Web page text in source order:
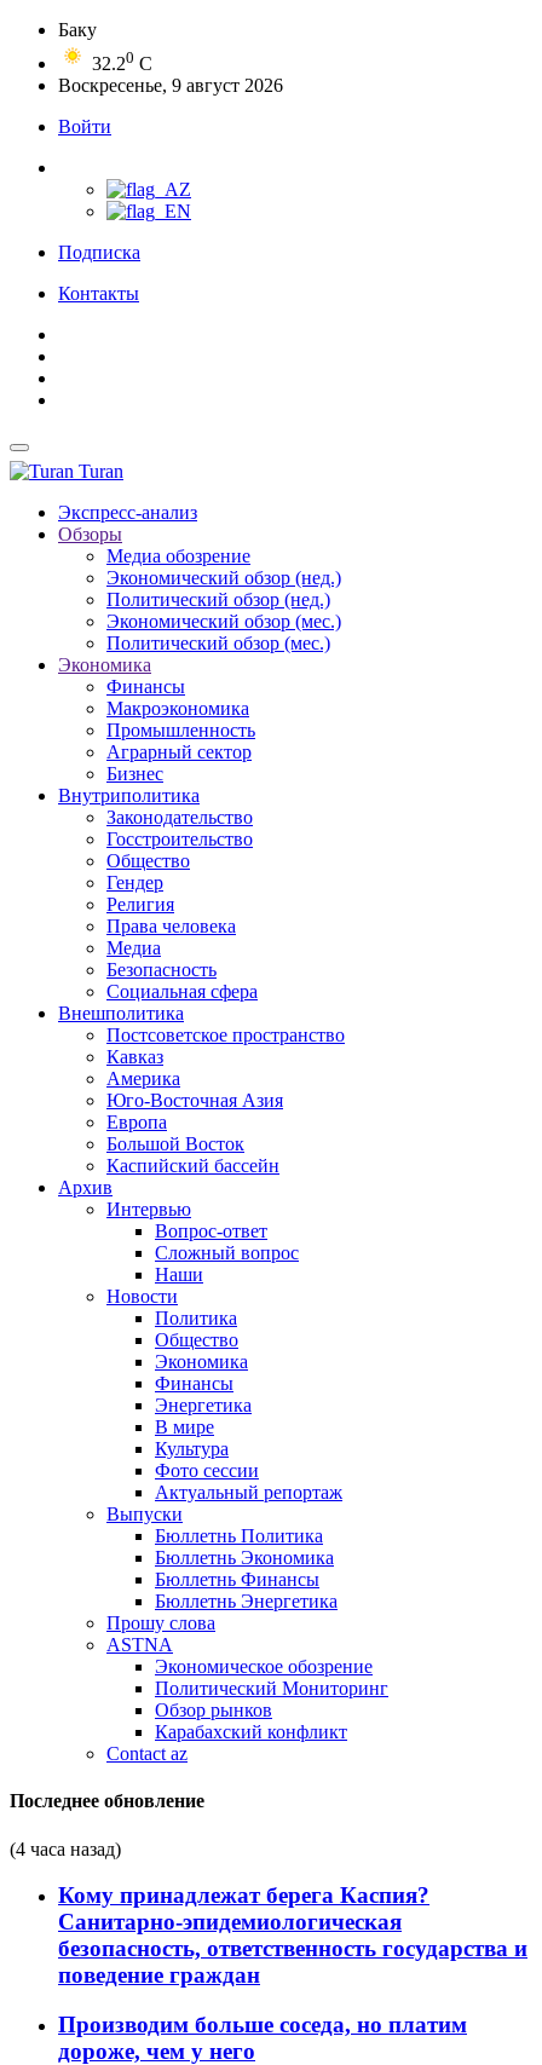
Баку
32.20 C
Воскресенье, 9 август 2026
Войти
Подписка
Контакты
Turan
Экспресс-анализ
Обзоры
Медиа обозрение
Экономический обзор (нед.)
Политический обзор (нед.)
Экономический обзор (мес.)
Политический обзор (мес.)
Экономика
Финансы
Макроэкономика
Промышленность
Аграрный сектор
Бизнес
Внутриполитика
Законодательство
Госстроительство
Общество
Гендер
Религия
Права человека
Медиа
Безопасность
Социальная сфера
Внешполитика
Постсоветское пространство
Кавказ
Америка
Юго-Восточная Азия
Европа
Большой Восток
Каспийский бассейн
Архив
Интервью
Вопрос-ответ
Сложный вопрос
Наши
Новости
Политика
Общество
Экономика
Финансы
Энергетика
В мире
Культура
Фото сессии
Актуальный репортаж
Выпуски
Бюллетнь Политика
Бюллетнь Экономика
Бюллетнь Финансы
Бюллетнь Энергетика
Прошу слова
ASTNA
Экономическое обозрение
Политический Мониторинг
Обзор рынков
Карабахский конфликт
Contact az
Последнее обновление
(4 часа назад)
Кому принадлежат берега Каспия?
Санитарно-эпидемиологическая
безопасность, ответственность государства и
поведение граждан
Производим больше соседа, но платим
дороже, чем у него